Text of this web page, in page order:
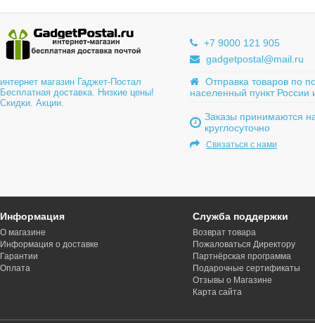
интернет магазин Гаджет-Постал
Бесплатная доставка. Низкие цены!
Скидки. Акции.
+7 9000 121 905
gadgetpostal@mail.ru
Отправка товаров по
населенный пункт России
Заказы принимаются
круглосуточно
Связаться с нами
Информация
О магазине
Информация о доставке
Гарантии
Оплата
Служба поддержки
Возврат товара
Пожаловаться Директору
Партнёрская программа
Подарочные сертификаты
Отзывы о Магазине
Карта сайта